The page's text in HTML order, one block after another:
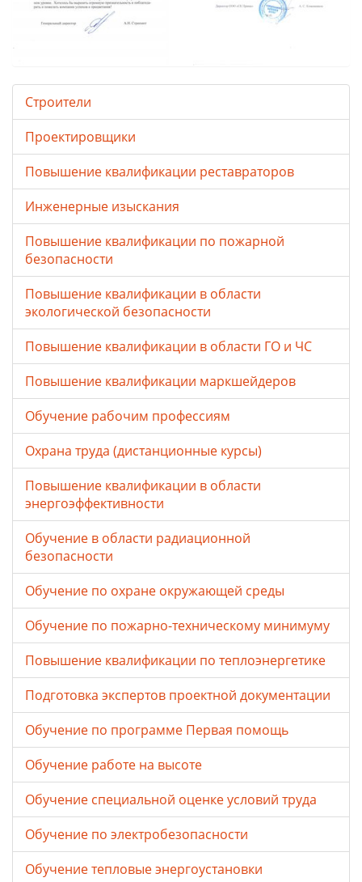
Строители
Проектировщики
Повышение квалификации реставраторов
Инженерные изыскания
Повышение квалификации по пожарной
безопасности
Повышение квалификации в области
экологической безопасности
Повышение квалификации в области ГО и ЧС
Повышение квалификации маркшейдеров
Обучение рабочим профессиям
Охрана труда (дистанционные курсы)
Повышение квалификации в области
энергоэффективности
Обучение в области радиационной
безопасности
Обучение по охране окружающей среды
Обучение по пожарно-техническому минимуму
Повышение квалификации по теплоэнергетике
Подготовка экспертов проектной документации
Обучение по программе Первая помощь
Обучение работе на высоте
Обучение специальной оценке условий труда
Обучение по электробезопасности
Обучение тепловые энергоустановки